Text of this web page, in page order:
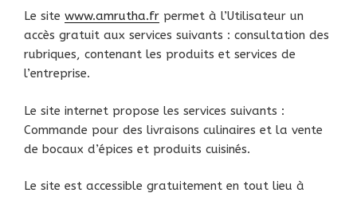
Le site www.amrutha.fr permet à l’Utilisateur un
accès gratuit aux services suivants : consultation des
rubriques, contenant les produits et services de
l’entreprise.
Le site internet propose les services suivants :
Commande pour des livraisons culinaires et la vente
de bocaux d’épices et produits cuisinés.
Le site est accessible gratuitement en tout lieu à